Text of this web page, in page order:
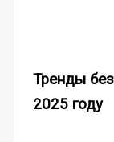
Тренды
2025 году